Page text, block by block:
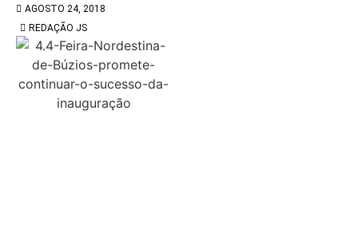
AGOSTO 24, 2018
REDAÇÃO JS